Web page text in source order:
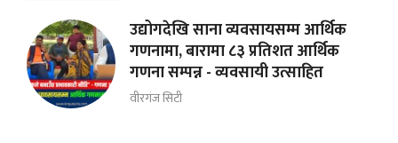
उद्योगदेखि साना व्यवसायसम्म आर्थिक
गणनामा, बारामा ८३ प्रतिशत आर्थिक
गणना सम्पन्न - व्यवसायी उत्साहित
वीरगंज सिटी